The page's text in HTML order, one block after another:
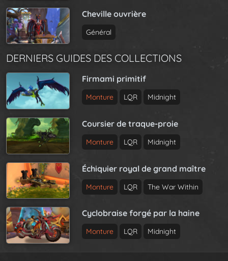
Cheville ouvrière
Général
DERNIERS GUIDES DES COLLECTIONS
Firmami primitif
Monture LQR Midnight
Coursier de traque-proie
Monture LQR Midnight
Échiquier royal de grand maître
Monture LQR The War Within
Cyclobraise forgé par la haine
Monture LQR Midnight